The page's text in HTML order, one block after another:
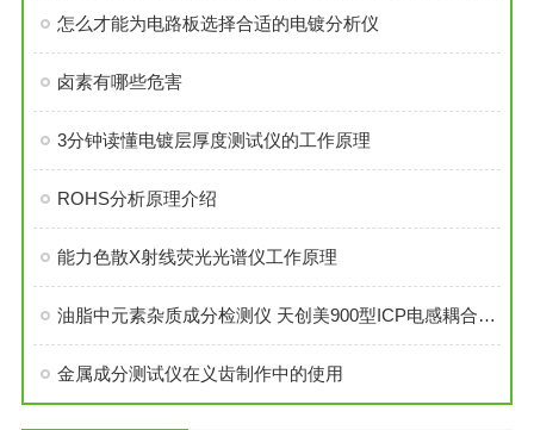
怎么才能为电路板选择合适的电镀分析仪
卤素有哪些危害
3分钟读懂电镀层厚度测试仪的工作原理
ROHS分析原理介绍
能力色散X射线荧光光谱仪工作原理
油脂中元素杂质成分检测仪 天创美900型ICP电感耦合等离子体发射光谱仪
金属成分测试仪在义齿制作中的使用